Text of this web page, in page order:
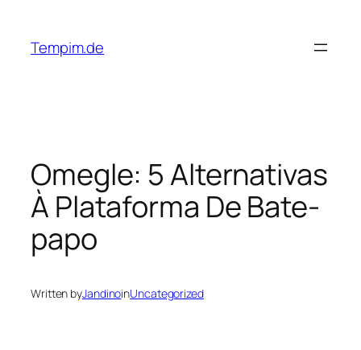
content
Tempim.de
Omegle: 5 Alternativas
À Plataforma De Bate-
papo
Written byJandinoinUncategorized